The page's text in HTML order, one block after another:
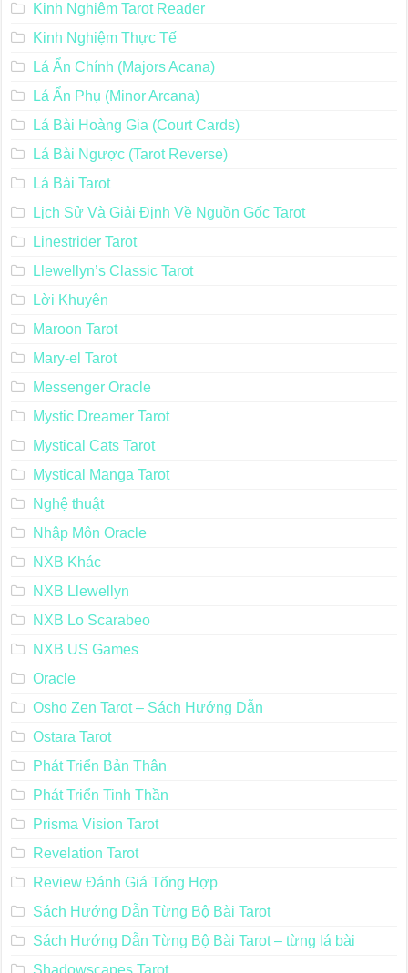
Kinh Nghiệm Tarot Reader
Kinh Nghiệm Thực Tế
Lá Ẩn Chính (Majors Acana)
Lá Ẩn Phụ (Minor Arcana)
Lá Bài Hoàng Gia (Court Cards)
Lá Bài Ngược (Tarot Reverse)
Lá Bài Tarot
Lịch Sử Và Giải Định Về Nguồn Gốc Tarot
Linestrider Tarot
Llewellyn’s Classic Tarot
Lời Khuyên
Maroon Tarot
Mary-el Tarot
Messenger Oracle
Mystic Dreamer Tarot
Mystical Cats Tarot
Mystical Manga Tarot
Nghệ thuật
Nhập Môn Oracle
NXB Khác
NXB Llewellyn
NXB Lo Scarabeo
NXB US Games
Oracle
Osho Zen Tarot – Sách Hướng Dẫn
Ostara Tarot
Phát Triển Bản Thân
Phát Triển Tinh Thần
Prisma Vision Tarot
Revelation Tarot
Review Đánh Giá Tổng Hợp
Sách Hướng Dẫn Từng Bộ Bài Tarot
Sách Hướng Dẫn Từng Bộ Bài Tarot – từng lá bài